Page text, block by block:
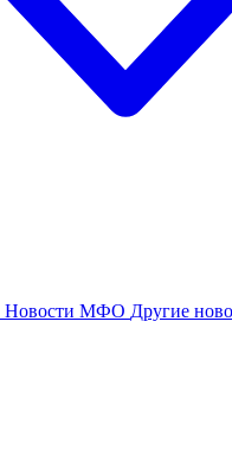
Новости МФО Другие